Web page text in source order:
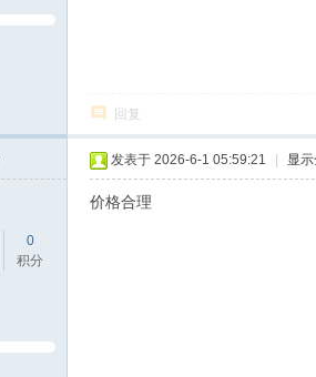
回复
0
积分
发表于 2026-6-1 05:59:21 显
价格合理